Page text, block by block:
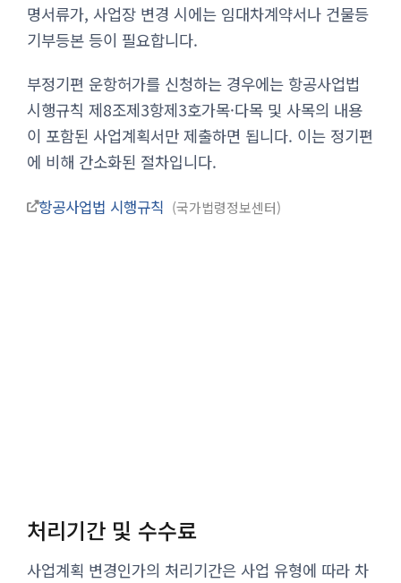
명서류가, 사업장 변경 시에는 임대차계약서나 건물등
기부등본 등이 필요합니다.
부정기편 운항허가를 신청하는 경우에는 항공사업법
시행규칙 제8조제3항제3호가목·다목 및 사목의 내용
이 포함된 사업계획서만 제출하면 됩니다. 이는 정기편
에 비해 간소화된 절차입니다.
항공사업법 시행규칙 국가법령정보센터
처리기간 및 수수료
사업계획 변경인가의 처리기간은 사업 유형에 따라 차